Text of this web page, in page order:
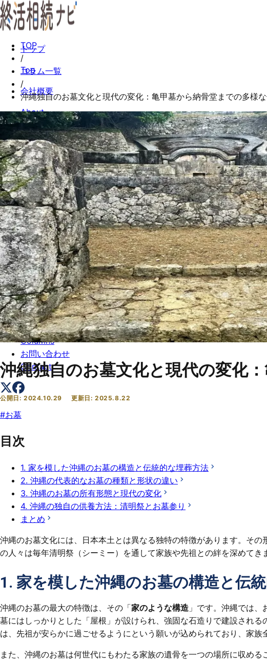
トップ
Top
会社概要
About
コラム一覧
Columns
お問い合わせ
Contact
トップ
Top
会社概要
About
コラム一覧
Columns
お問い合わせ
Contact
TOP
/
コラム一覧
/
沖縄独自のお墓文化と現代の変化：亀甲墓から納骨堂までの多様
沖縄独自のお墓文化と現代の変化
公開日:2024.10.29 更新日:2025.8.22
#お墓
目次
1. 家を模した沖縄のお墓の構造と伝統的な埋葬方法
2. 沖縄の代表的なお墓の種類と形状の違い
3. 沖縄のお墓の所有形態と現代の変化
4. 沖縄の独自の供養方法：清明祭とお墓参り
まとめ
沖縄のお墓文化には、日本本土とは異なる独特の特徴があります。そ
の人々は毎年清明祭（シーミー）を通して家族や先祖との絆を深めて
1. 家を模した沖縄のお墓の構造と伝
沖縄のお墓の最大の特徴は、その「家のような構造 」です。沖縄では
墓にはしっかりとした「屋根」が設けられ、強固な石造りで建設され
は、先祖が安らかに過ごせるようにという願いが込められており、家族
また、沖縄のお墓は何世代にもわたる家族の遺骨を一つの場所に収め